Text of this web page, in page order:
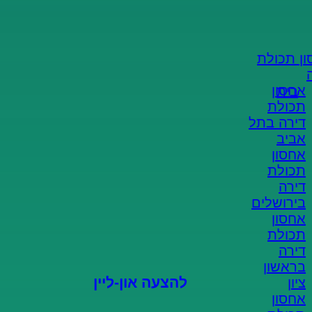
תכולת
אחסון
תכולת
דירה בתל
אביב
אחסון
תכולת
דירה
בירושלים
אחסון
תכולת
דירה
בראשון
ציון
אחסון
הצעת מחיר און-ליין
להצעה און-ליין
בית